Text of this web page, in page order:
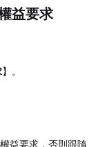
益要求
】。
益要求，否則跟隨